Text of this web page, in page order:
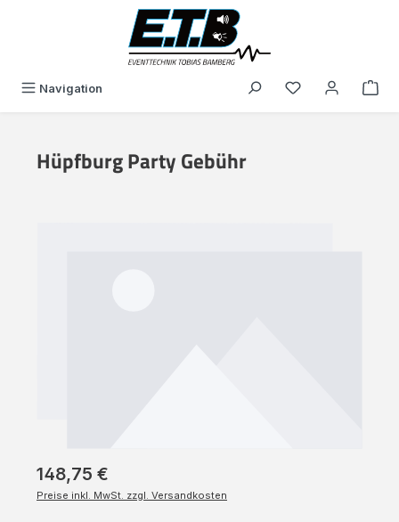
Navigation Du hast 0
Hüpfburg Party Gebühr
148,75 €
Preise inkl. MwSt. zzgl. Versandkosten